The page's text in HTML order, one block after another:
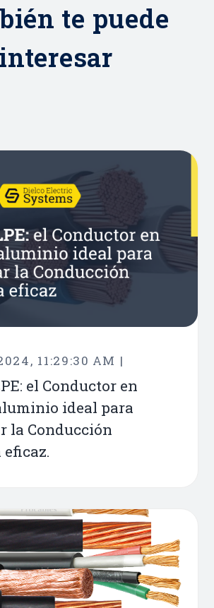
te puede
interesar
11:29:30 AM |
el Conductor en
ideal para
la Conducción